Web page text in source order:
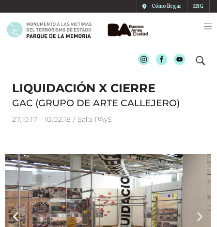
Cómo llegar ENG
InstagramFacebookYoutube
LIQUIDACIÓN X CIERRE
GAC (GRUPO DE ARTE CALLEJERO)
27.10.17 - 10.02.18 / Sala PAyS